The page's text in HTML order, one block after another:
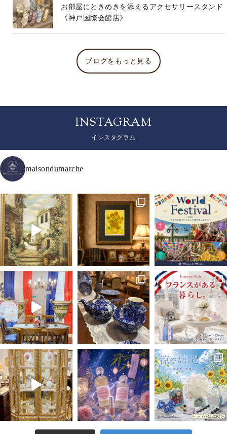
お部屋にときめきを添えるアクセサリースタンド
《神戸国際会館店》
ブログをもっと見る
INSTAGRAM
インスタグラム
maisondumarche